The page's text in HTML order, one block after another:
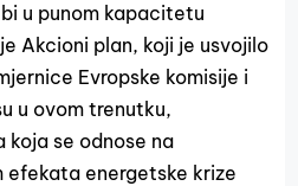
u punom kapacitetu
Akcioni plan, koji je usvojilo
Evropske komisije i
u ovom trenutku,
se odnose na
efekata energetske krize